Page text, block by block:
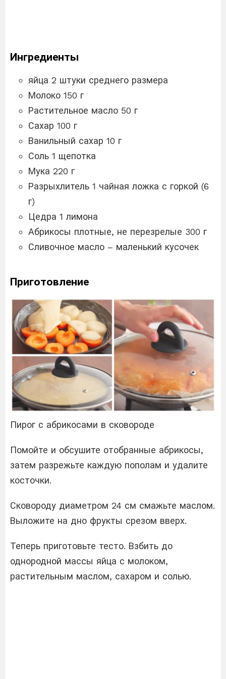
Ингредиенты
яйца 2 штуки среднего размера
Молоко 150 г
Растительное масло 50 г
Сахар 100 г
Ванильный сахар 10 г
Соль 1 щепотка
Мука 220 г
Разрыхлитель 1 чайная ложка с горкой (6
г)
Цедра 1 лимона
Абрикосы плотные, не перезрелые 300 г
Сливочное масло – маленький кусочек
Приготовление
Пирог с абрикосами в сковороде
Помойте и обсушите отобранные абрикосы,
затем разрежьте каждую пополам и удалите
косточки.
Сковороду диаметром 24 см смажьте маслом.
Выложите на дно фрукты срезом вверх.
Теперь приготовьте тесто. Взбить до
однородной массы яйца с молоком,
растительным маслом, сахаром и солью.